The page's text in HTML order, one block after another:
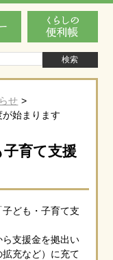
せ
始まります
育て支援
ども・子育て支
支援金を拠出い
充など）に充て